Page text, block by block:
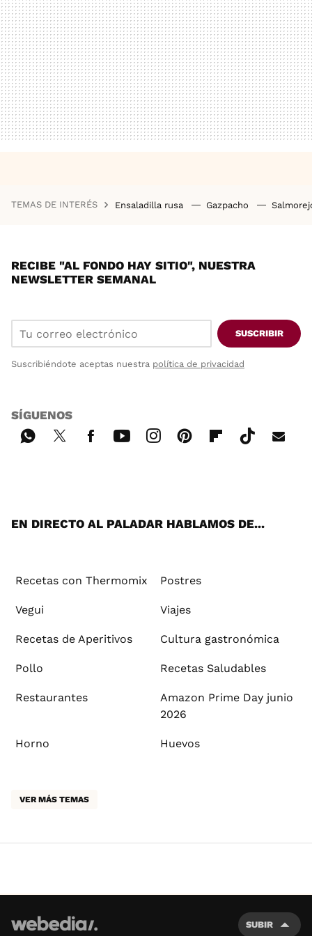
TEMAS DE INTERÉS Ensaladilla rusa Gazpacho
RECIBE "AL FONDO HAY SITIO", NUESTRA
NEWSLETTER SEMANAL
SUSCRIBIR
Suscribiéndote aceptas nuestra política de privacidad
SÍGUENOS
EN DIRECTO AL PALADAR HABLAMOS DE...
Recetas con Thermomix Postres
Vegui Viajes
Recetas de Aperitivos Cultura gastronómica
Pollo Recetas Saludables
Restaurantes
Amazon Prime Day junio
2026
Horno Huevos
VER MÁS TEMAS
SUBIR